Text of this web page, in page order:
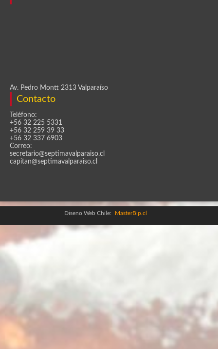
Av. Pedro Montt 2313 Valparaíso
Contacto
Teléfono:
+56 32 225 5331
+56 32 259 39 33
+56 32 337 6903
Correo:
secretario@septimavalparaiso.cl
capitan@septimavalparaiso.cl
Diseno Web Chile: MasterBip.cl